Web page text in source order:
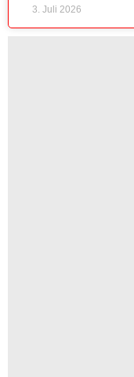
3. Juli 2026